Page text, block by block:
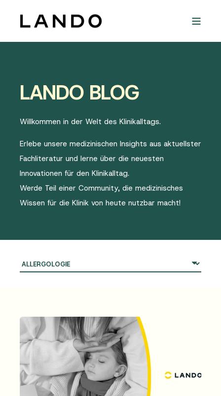
LANDO BLOG
Willkommen in der Welt des Klinikalltags.
Erlebe unsere medizinischen Insights aus aktuellster
Fachliteratur und lerne über die neuesten
Innovationen für den Klinikalltag.
Werde Teil einer Community, die medizinisches
Wissen für die Klinik von heute nutzbar macht!